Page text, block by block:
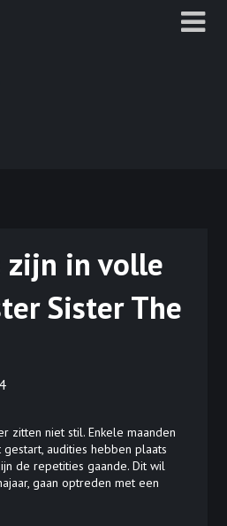
zijn in volle
Sister The
zitten niet stil. Enkele maanden
audities hebben plaats
de repetities gaande. Dit wil
gaan optreden met een